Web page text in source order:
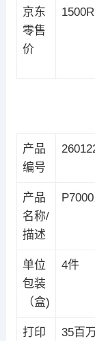
京东
零售
价
产品
编号
产品
名称/
描述
单位
包装
（盒)
4件
打印
35百